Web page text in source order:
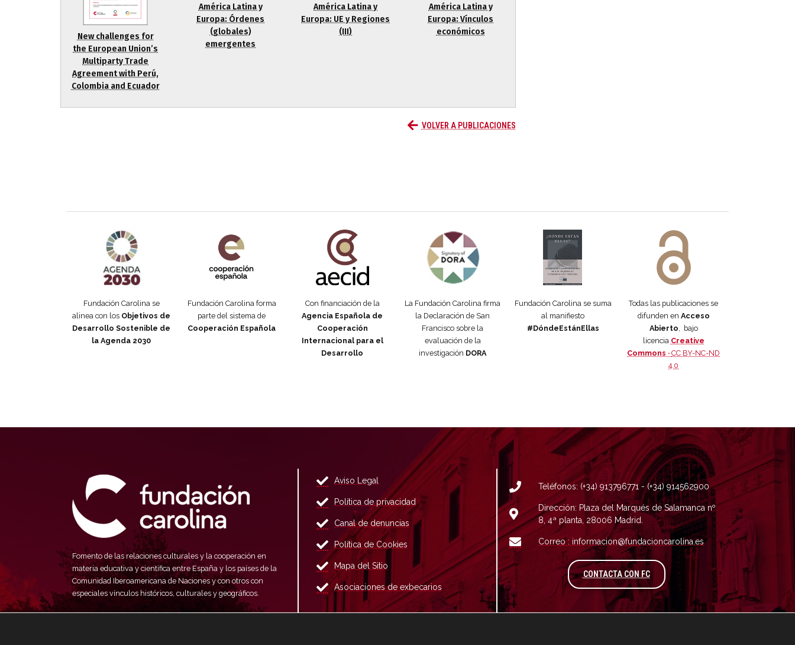
New challenges for
the European Union’s
Multiparty Trade
Agreement with Perú,
Colombia and Ecuador
América Latina y
Europa: Órdenes
(globales)
emergentes
América Latina y
Europa: UE y Regiones
(III)
América Latina y
Europa: Vínculos
económicos
VOLVER A PUBLICACIONES
Fundación Carolina se
alinea con los Objetivos de
Desarrollo Sostenible de
la Agenda 2030
Fundación Carolina forma
parte del sistema de
Cooperación Española
Con financiación de la
Agencia Española de
Cooperación
Internacional para el
Desarrollo
La Fundación Carolina firma
la Declaración de San
Francisco sobre la
evaluación de la
investigación DORA
Fundación Carolina se suma
al manifiesto
#DóndeEstánEllas
Todas las publicaciones se
difunden en Acceso
Abierto , bajo
licencia Creative
Commons ·CC BY-NC-ND
4.0
Fomento de las relaciones culturales y la cooperación en
materia educativa y científica entre España y los países de la
Comunidad Iberoamericana de Naciones y con otros con
especiales vínculos históricos, culturales y geográficos.
Aviso Legal
Política de privacidad
Canal de denuncias
Política de Cookies
Mapa del Sitio
Asociaciones de exbecarios
Teléfonos: (+34) 913796771 - (+34) 914562900
Dirección: Plaza del Marqués de Salamanca nº
8, 4ª planta, 28006 Madrid.
Correo : informacion@fundacioncarolina.es
CONTACTA CON FCA TRAVÉS DEL FORMULARIO DE